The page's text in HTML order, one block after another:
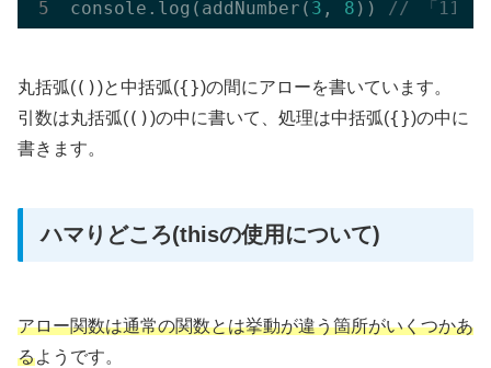
console.log(addNumber( 3 , 8 )) // 「11」
丸括弧(())と中括弧({})の間にアローを書いています。
引数は丸括弧(())の中に書いて、処理は中括弧({})の中に
書きます。
ハマりどころ(thisの使用について)
アロー関数は通常の関数とは挙動が違う箇所がいくつかあ
るようです。